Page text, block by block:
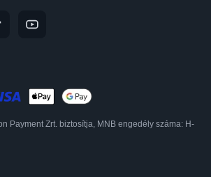
Payment Zrt. biztosítja, MNB engedély száma: H-